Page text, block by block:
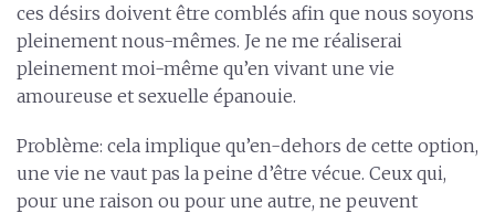
ces désirs doivent être comblés afin que nous soyons
pleinement nous-mêmes. Je ne me réaliserai
pleinement moi-même qu’en vivant une vie
amoureuse et sexuelle épanouie.
Problème: cela implique qu’en-dehors de cette option,
une vie ne vaut pas la peine d’être vécue. Ceux qui,
pour une raison ou pour une autre, ne peuvent